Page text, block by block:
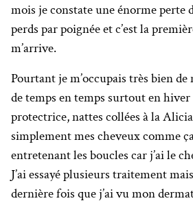
mois je constate une énorme perte
perds par poignée et c’est la
m’arrive.
Pourtant je m’occupais très bien de
de temps en temps surtout en
protectrice, nattes collées à la
simplement mes cheveux comme
entretenant les boucles car j’ai le
J’ai essayé plusieurs traitement
dernière fois que j’ai vu mon